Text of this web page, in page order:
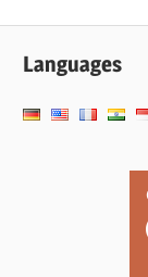
entradas
Languages